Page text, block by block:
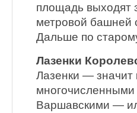
площадь
метровой башней
Дальше по
Лазенки
Лазенки — значит
многочисленными
Варшавскими —